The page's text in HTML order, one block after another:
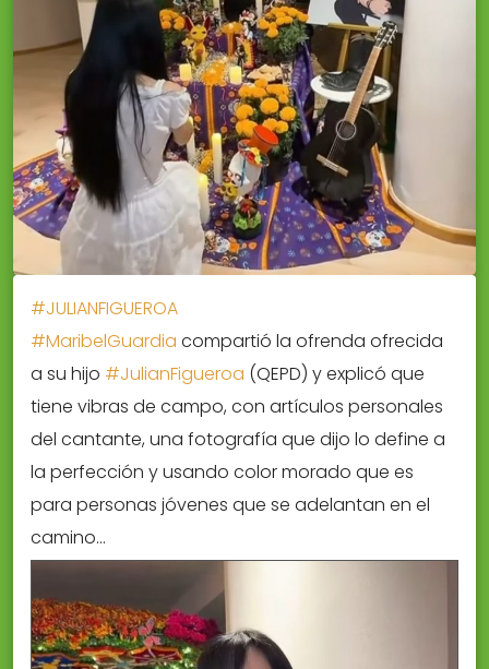
#JULIANFIGUEROA
#MaribelGuardia compartió la ofrenda ofrecida
a su hijo #JulianFigueroa (QEPD) y explicó que
tiene vibras de campo, con artículos personales
del cantante, una fotografía que dijo lo define a
la perfección y usando color morado que es
para personas jóvenes que se adelantan en el
camino…